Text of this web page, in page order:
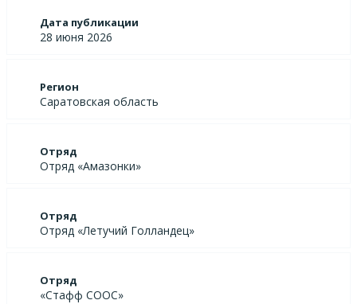
Дата публикации
28 июня 2026
Регион
Саратовская область
Отряд
Отряд «Амазонки»
Отряд
Отряд «Летучий Голландец»
Отряд
«Стафф СООС»